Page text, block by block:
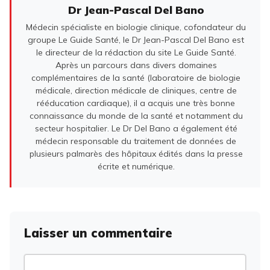
Dr Jean-Pascal Del Bano
Médecin spécialiste en biologie clinique, cofondateur du
groupe Le Guide Santé, le Dr Jean-Pascal Del Bano est
le directeur de la rédaction du site Le Guide Santé.
Après un parcours dans divers domaines
complémentaires de la santé (laboratoire de biologie
médicale, direction médicale de cliniques, centre de
rééducation cardiaque), il a acquis une très bonne
connaissance du monde de la santé et notamment du
secteur hospitalier. Le Dr Del Bano a également été
médecin responsable du traitement de données de
plusieurs palmarès des hôpitaux édités dans la presse
écrite et numérique.
Laisser un commentaire